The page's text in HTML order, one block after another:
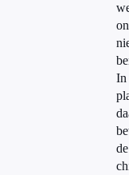
In
de